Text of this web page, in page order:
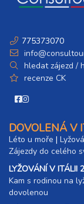
775373070
hledat zájezd /
recenze CK
DOVOLENÁ V
Léto u moře |
Zájezdy do celého
LYŽOVÁNÍ V ITÁLII
Kam s rodinou na
dovolenou